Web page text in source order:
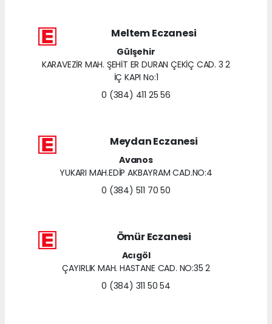
Meltem Eczanesi
Gülşehir
KARAVEZİR MAH. ŞEHİT ER DURAN ÇEKİÇ CAD. 3 2
İÇ KAPI No:1
0 (384) 411 25 56
Meydan Eczanesi
Avanos
YUKARI MAH.EDİP AKBAYRAM CAD.NO:4
0 (384) 511 70 50
Ömür Eczanesi
Acıgöl
ÇAYIRLIK MAH. HASTANE CAD. NO:35 2
0 (384) 311 50 54